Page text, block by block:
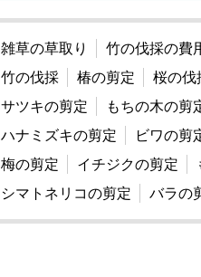
雑草の草取り 竹の伐採の費
竹の伐採
椿の剪定 桜の伐
サツキの剪定
もちの木の剪
ハナミズキの剪定
ビワの剪
梅の剪定
イチジクの剪定
シマトネリコの剪定
バラの